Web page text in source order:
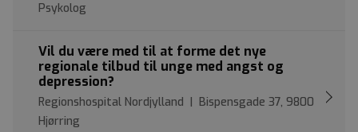
Psykolog
Vil du være med til at forme det nye
regionale tilbud til unge med angst og
depression?
Regionshospital Nordjylland | Bispensgade 37, 9800
Hjørring